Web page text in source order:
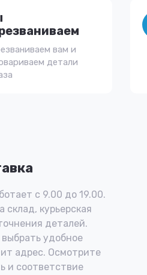
вам и
детали
с 9.00 до 19.00.
склад, курьерская
деталей.
удобное
адрес. Осмотрите
и соответствие